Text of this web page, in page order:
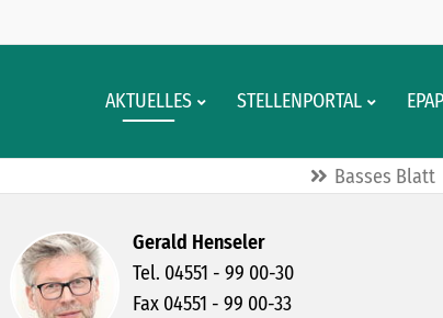
AKTUELLES STELLENPORTAL
Basses Blatt
Gerald Henseler
Tel. 04551 - 99 00-30
Fax 04551 - 99 00-33